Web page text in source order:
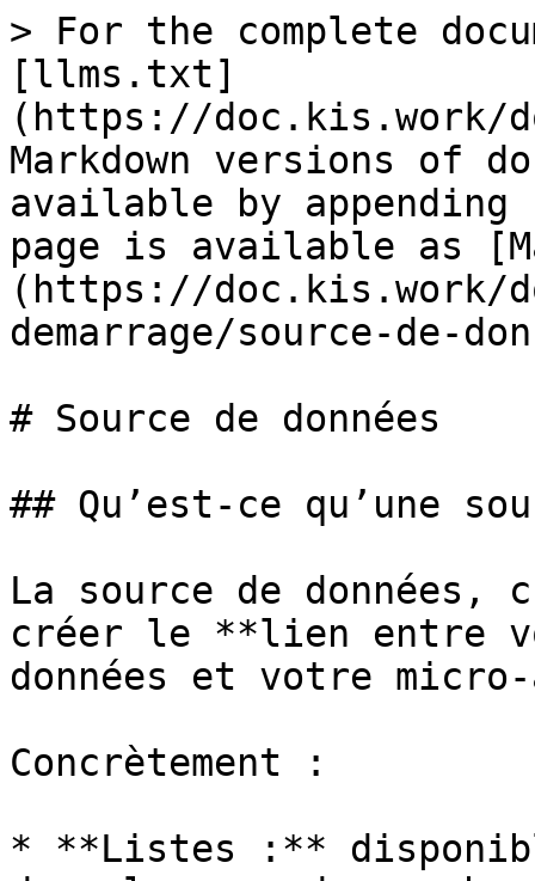
> For the complete
[llms.txt]
(https://doc.kis.work/
Markdown versions of
available by
page is available as
(https://doc.kis.work/
demarrage/source-de-
# Source de données
## Qu’est-ce qu’une
La source de données,
créer le **lien entre
données et votre
Concrètement :
* **Listes :**